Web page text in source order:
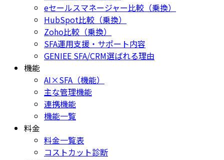
eセールスマネージャー比較（乗換）
HubSpot比較（乗換）
Zoho比較（乗換）
SFA運用支援・サポート内容
GENIEE SFA/CRM選ばれる理由
機能
AI×SFA（機能）
主な管理機能
連携機能
機能一覧
料金
料金一覧表
コストカット診断